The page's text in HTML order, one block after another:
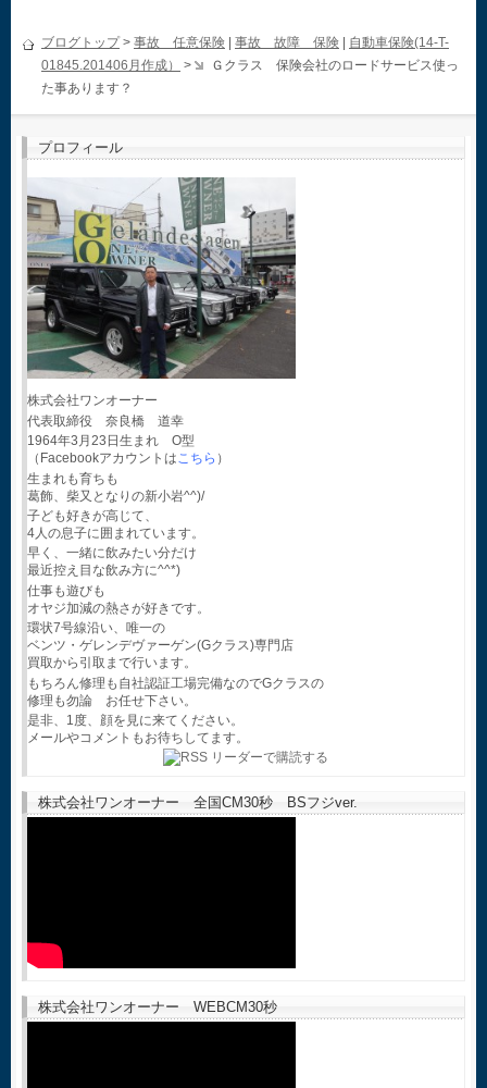
ブログトップ> 事故 任意保険 事故 故障 保険
自動車保険(14-T-
01845.201406月作成）
>
Ｇクラス 保険会社のロードサービス使っ
た事あります？
プロフィール
株式会社ワンオーナー
代表取締役 奈良橋 道幸
1964年3月23日生まれ O型
（Facebookアカウントはこちら ）
生まれも育ちも
葛飾、柴又となりの新小岩^^)/
子ども好きが高じて、
4人の息子に囲まれています。
早く、一緒に飲みたい分だけ
最近控え目な飲み方に^^*)
仕事も遊びも
オヤジ加減の熱さが好きです。
環状7号線沿い、唯一の
ベンツ・ゲレンデヴァーゲン(Gクラス)専門店
買取から引取まで行います。
もちろん修理も自社認証工場完備なのでGクラスの
修理も勿論 お任せ下さい。
是非、1度、顔を見に来てください。
メールやコメントもお待ちしてます。
株式会社ワンオーナー 全国CM30秒 BSフジver.
株式会社ワンオーナー WEBCM30秒